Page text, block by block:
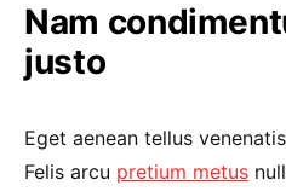
Nam
justo
Eget aenean tellus
Felis arcu pretium metus